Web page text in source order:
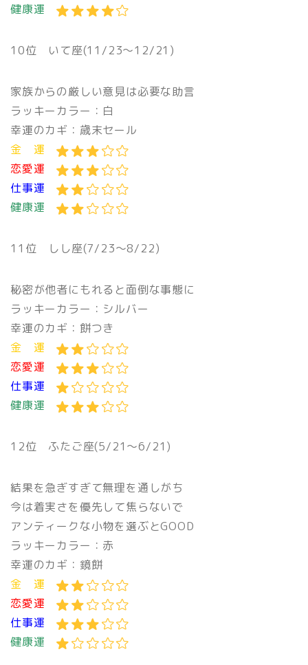
健康運
10位 いて座(11/23〜12/21)
家族からの厳しい意見は必要な助言
ラッキーカラー：白
幸運のカギ：歳末セール
金 運
恋愛運
仕事運
健康運
11位 しし座(7/23〜8/22)
秘密が他者にもれると面倒な事態に
ラッキーカラー：シルバー
幸運のカギ：餅つき
金 運
恋愛運
仕事運
健康運
12位 ふたご座(5/21〜6/21)
結果を急ぎすぎて無理を通しがち
今は着実さを優先して焦らないで
アンティークな小物を選ぶとGOOD
ラッキーカラー：赤
幸運のカギ：鏡餅
金 運
恋愛運
仕事運
健康運